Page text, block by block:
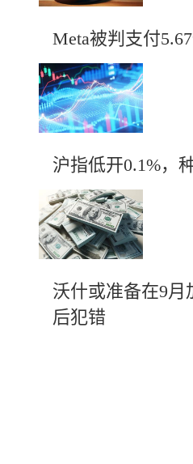
Meta被判支付
沪指低开0.1%，
沃什或准备在9月
后犯错